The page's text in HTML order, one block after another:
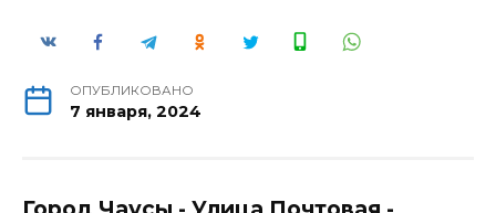
ОПУБЛИКОВАНО
7 января, 2024